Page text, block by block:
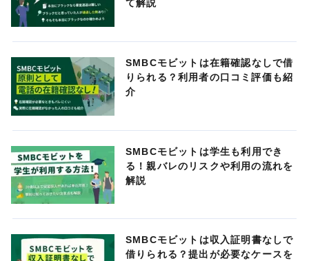
て解説
SMBCモビットは在籍確認なしで借
りられる？利用者の口コミ評価も紹
介
SMBCモビットは学生も利用でき
る！親バレのリスクや利用の流れを
解説
SMBCモビットは収入証明書なしで
借りられる？提出が必要なケースを